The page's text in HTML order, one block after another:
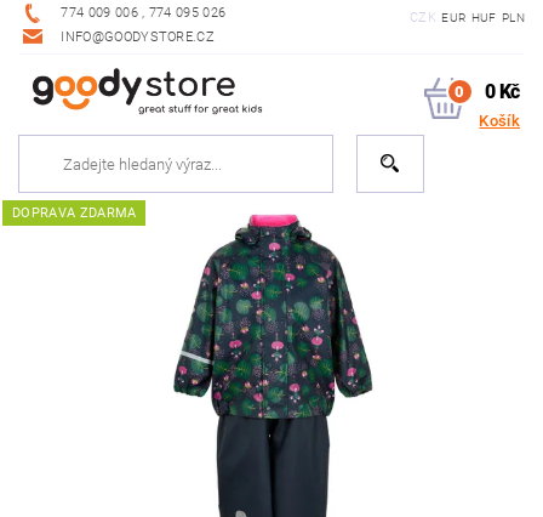
774 009 006 , 774 095 026
INFO@GOODYSTORE.CZ
CZK EUR HUF PLN
0 0 Kč
Košík
DOPRAVA ZDARMA